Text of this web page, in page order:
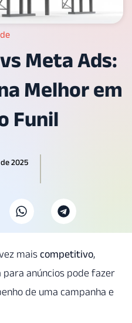
Meta Ads:
Melhor em
Funil
2025
mais competitivo,
anúncios pode fazer
de uma campanha e